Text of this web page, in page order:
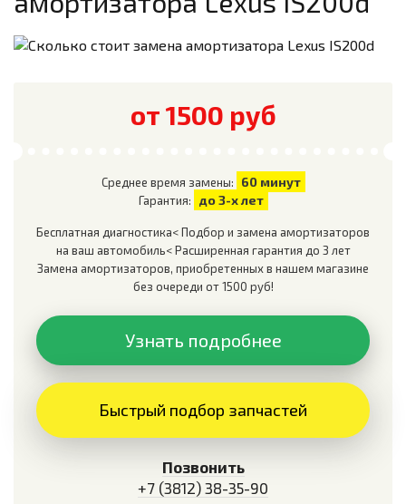
от 1500 руб
Среднее время замены: 60 минут
Гарантия: до 3-х лет
Бесплатная диагностика< Подбор и замена амортизаторов
на ваш автомобиль< Расширенная гарантия до 3 лет
Замена амортизаторов, приобретенных в нашем магазине
без очереди от 1500 руб!
Узнать подробнее
Быстрый подбор запчастей
Позвонить
+7 (3812) 38-35-90